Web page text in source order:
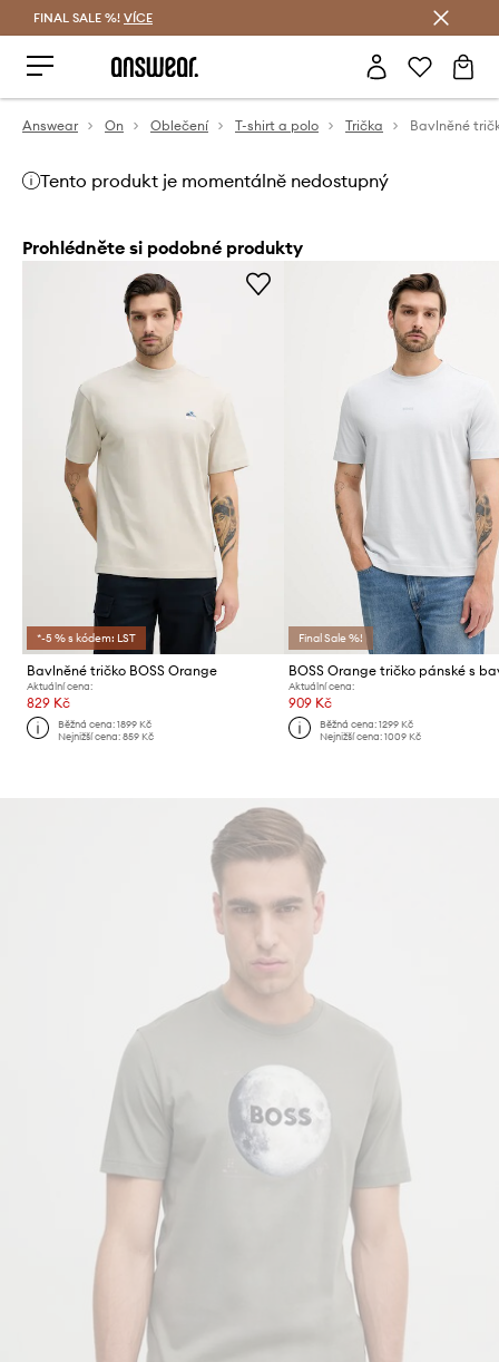
FINAL SALE %! VÍCE
Answear On Oblečení T-shirt a polo Trička Bavlněné
Tento produkt je momentálně nedostupný
Prohlédněte si podobné produkty
*-5 % s kódem: LST
Bavlněné tričko BOSS Orange
Aktuální cena:
829 Kč
Běžná cena:1899 Kč
Nejnižší cena:859 Kč
Final Sale %!
Aktuální cena:
909 Kč
Běžná cena: 1299 Kč
Nejnižší cena: 1009 Kč